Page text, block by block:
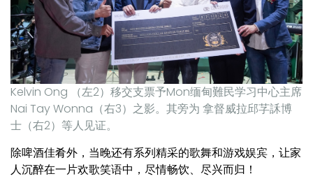
Kelvin Ong （左2）移交支票予Mon缅甸難民学习中心主席
Nai Tay Wonna（右3）之影。其旁为 拿督威拉邱芓訸博
士（右2）等人见证。
除啤酒佳肴外，当晚还有系列精采的歌舞和游戏娱宾，让家
人沉醉在一片欢歌笑语中，尽情畅饮、尽兴而归！